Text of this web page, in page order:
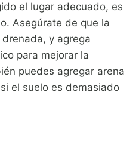
el lugar adecuado, es
Asegúrate de que la
y agrega
para mejorar la
puedes agregar arena
el suelo es demasiado